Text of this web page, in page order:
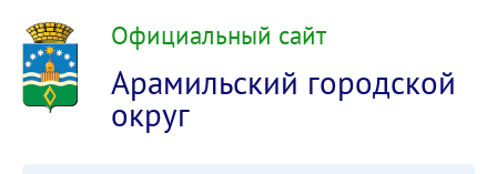
Официальный сайт
Арамильский городской
округ